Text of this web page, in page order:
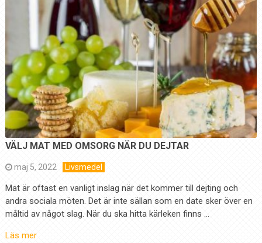
VÄLJ MAT MED OMSORG NÄR DU DEJTAR
maj 5, 2022 Livsmedel
Mat är oftast en vanligt inslag när det kommer till dejting och
andra sociala möten. Det är inte sällan som en date sker över en
måltid av något slag. När du ska hitta kärleken finns …
Läs mer